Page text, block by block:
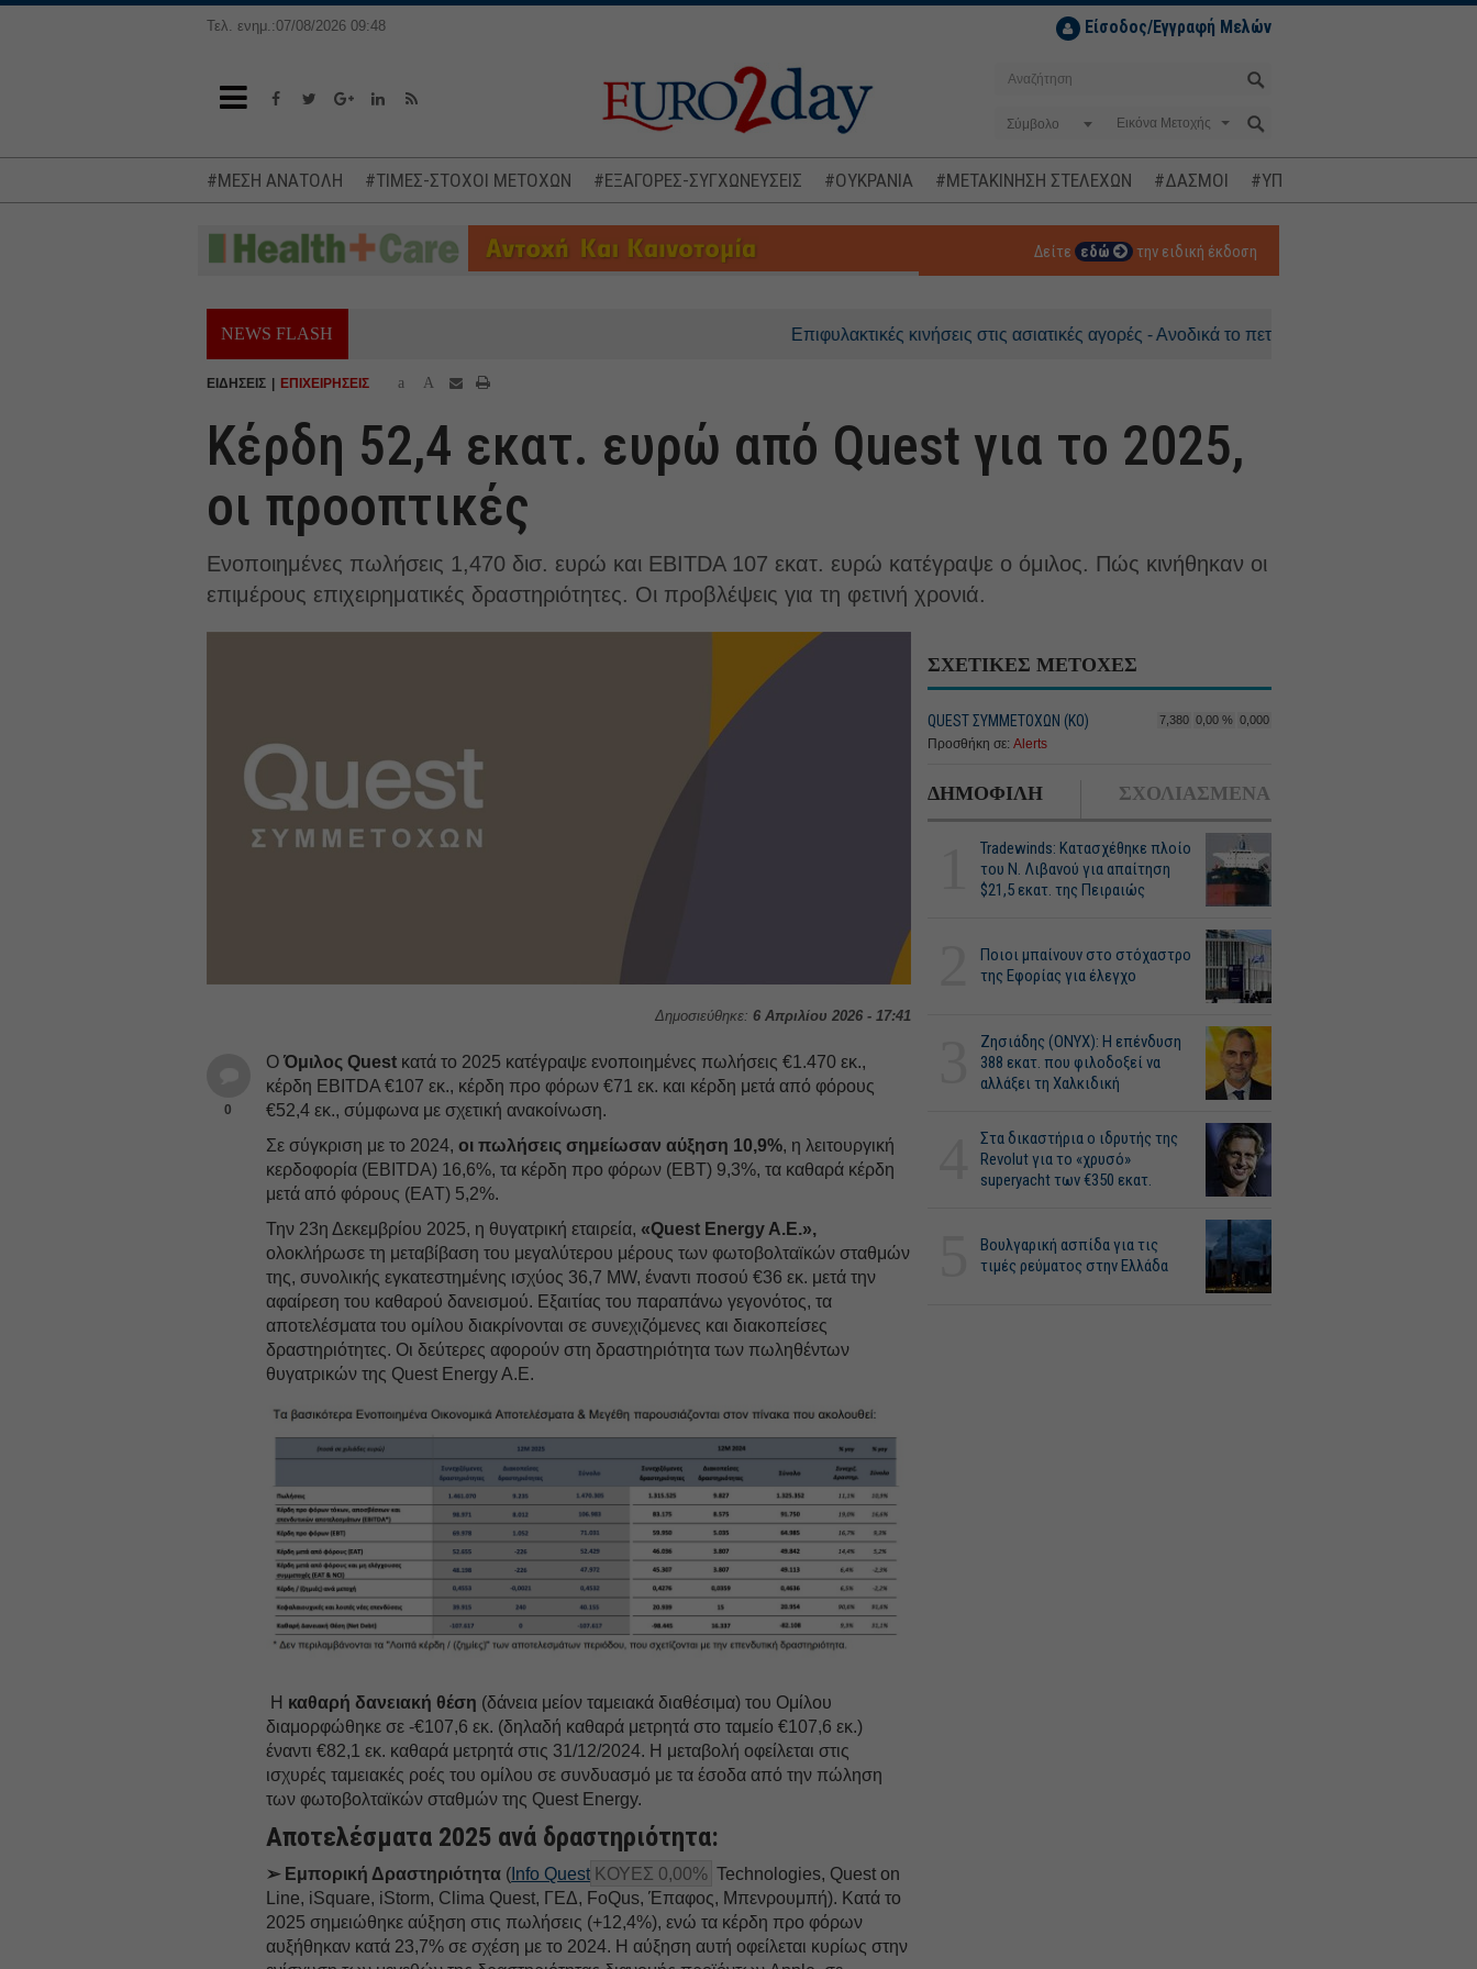
Τελ. ενημ.:07/08/2026 09:48 Είσοδος/Εγγραφή Μελών
Σύμβολο
#ΜΕΣΗ ΑΝΑΤΟΛΗ #ΤΙΜΕΣ-ΣΤΟΧΟΙ ΜΕΤΟΧΩΝ #ΕΞΑΓΟΡΕΣ-ΣΥΓΧΩΝΕΥΣΕΙΣ #ΟΥΚΡΑΝΙΑ #ΜΕΤΑΚΙΝΗΣΗ ΣΤΕΛΕΧΩΝ #ΔΑΣΜΟΙ #ΥΠΟΚΛΟΠΕΣ
Δείτε εδώ την ειδική έκδοση
NEWS FLASH Επιφυλακτικές κινήσεις στις ασιατικές αγορές - Ανοδικά το πετρέλαιο
ΕΙΔΗΣΕΙΣ ΕΠΙΧΕΙΡΗΣΕΙΣ a A
Κέρδη 52,4 εκατ. ευρώ από Quest για το 2025,
οι προοπτικές
Ενοποιημένες πωλήσεις 1,470 δισ. ευρώ και EBITDA 107 εκατ. ευρώ κατέγραψε ο όμιλος. Πώς κινήθηκαν οι
επιμέρους επιχειρηματικές δραστηριότητες. Οι προβλέψεις για τη φετινή χρονιά.
Δημοσιεύθηκε: 6 Απριλίου 2026 - 17:41
0
ΟΌμιλος Quest κατά το 2025 κατέγραψε ενοποιημένες πωλήσεις €1.470 εκ.,
κέρδη EBITDA €107 εκ., κέρδη προ φόρων €71 εκ. και κέρδη μετά από φόρους
€52,4 εκ., σύμφωνα με σχετική ανακοίνωση.
Σε σύγκριση με το 2024, οι πωλήσεις σημείωσαν αύξηση 10,9%, η λειτουργική
κερδοφορία (EBITDA) 16,6%, τα κέρδη προ φόρων (ΕΒΤ) 9,3%, τα καθαρά κέρδη
μετά από φόρους (ΕAΤ) 5,2%.
Την 23η Δεκεμβρίου 2025, η θυγατρική εταιρεία, «Quest Energy A.E.»,
ολοκλήρωσε τη μεταβίβαση του μεγαλύτερου μέρους των φωτοβολταϊκών σταθμών
της, συνολικής εγκατεστημένης ισχύος 36,7 MW, έναντι ποσού €36 εκ. μετά την
αφαίρεση του καθαρού δανεισμού. Εξαιτίας του παραπάνω γεγονότος, τα
αποτελέσματα του ομίλου διακρίνονται σε συνεχιζόμενες και διακοπείσες
δραστηριότητες. Οι δεύτερες αφορούν στη δραστηριότητα των πωληθέντων
θυγατρικών της Quest Energy A.E.
Η καθαρή δανειακή θέση (δάνεια μείον ταμειακά διαθέσιμα) του Ομίλου
διαμορφώθηκε σε -€107,6 εκ. (δηλαδή καθαρά μετρητά στο ταμείο €107,6 εκ.)
έναντι €82,1 εκ. καθαρά μετρητά στις 31/12/2024. Η μεταβολή οφείλεται στις
ισχυρές ταμειακές ροές του ομίλου σε συνδυασμό με τα έσοδα από την πώληση
των φωτοβολταϊκών σταθμών της Quest Energy.
Αποτελέσματα 2025 ανά δραστηριότητα:
➢ Εμπορική Δραστηριότητα ( Info Quest ΚΟΥΕΣ 0,00% Technologies, Quest on
Line, iSquare, iStorm, Clima Quest, ΓΕΔ, FoQus, Έπαφος, Μπενρουμπή). Κατά το
2025 σημειώθηκε αύξηση στις πωλήσεις (+12,4%), ενώ τα κέρδη προ φόρων
αυξήθηκαν κατά 23,7% σε σχέση με το 2024. Η αύξηση αυτή οφείλεται κυρίως στην
ΣΧΕΤΙΚΕΣ ΜΕΤΟΧΕΣ
QUEST ΣΥΜΜΕΤΟΧΩΝ (ΚΟ) 7,380 0,00 % 0,000
Προσθήκη σε: Alerts
ΔΗΜΟΦΙΛΗ ΣΧΟΛΙΑΣΜΕΝΑ
Tradewinds: Κατασχέθηκε πλοίο
του Ν. Λιβανού για απαίτηση
$21,5 εκατ. της Πειραιώς
Ποιοι μπαίνουν στο στόχαστρο
της Εφορίας για έλεγχο
Ζησιάδης (ONYX): Η επένδυση
388 εκατ. που φιλοδοξεί να
αλλάξει τη Χαλκιδική
Στα δικαστήρια ο ιδρυτής της
Revolut για το «χρυσό»
superyacht των €350 εκατ.
Βουλγαρική ασπίδα για τις
τιμές ρεύματος στην Ελλάδα